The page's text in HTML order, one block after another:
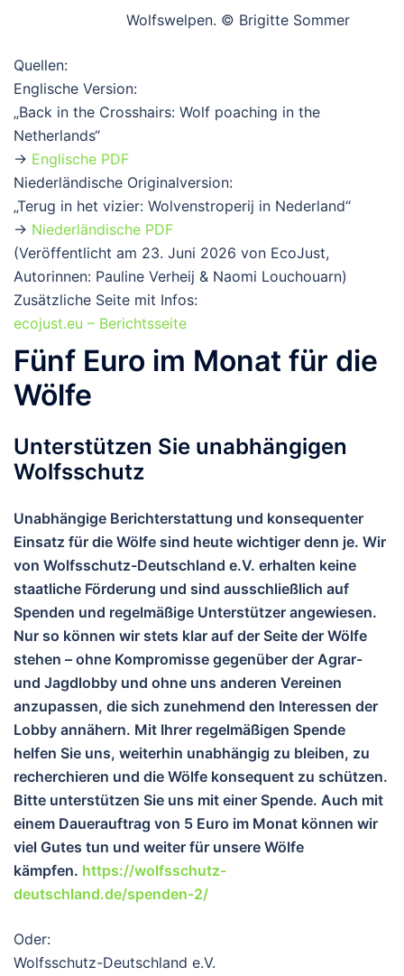
Wolfswelpen. © Brigitte Sommer
Quellen:
Englische Version:
„Back in the Crosshairs: Wolf poaching in the
Netherlands“
→ Englische PDF
Niederländische Originalversion:
„Terug in het vizier: Wolvenstroperij in Nederland“
→ Niederländische PDF
(Veröffentlicht am 23. Juni 2026 von EcoJust,
Autorinnen: Pauline Verheij & Naomi Louchouarn)
Zusätzliche Seite mit Infos:
ecojust.eu – Berichtsseite
Fünf Euro im Monat für die
Wölfe
Unterstützen Sie unabhängigen
Wolfsschutz
Unabhängige Berichterstattung und konsequenter
Einsatz für die Wölfe sind heute wichtiger denn je. Wir
von Wolfsschutz-Deutschland e.V. erhalten keine
staatliche Förderung und sind ausschließlich auf
Spenden und regelmäßige Unterstützer angewiesen.
Nur so können wir stets klar auf der Seite der Wölfe
stehen – ohne Kompromisse gegenüber der Agrar-
und Jagdlobby und ohne uns anderen Vereinen
anzupassen, die sich zunehmend den Interessen der
Lobby annähern. Mit Ihrer regelmäßigen Spende
helfen Sie uns, weiterhin unabhängig zu bleiben, zu
recherchieren und die Wölfe konsequent zu schützen.
Bitte unterstützen Sie uns mit einer Spende. Auch mit
einem Dauerauftrag von 5 Euro im Monat können wir
viel Gutes tun und weiter für unsere Wölfe
kämpfen. https://wolfsschutz-
deutschland.de/spenden-2/
Oder:
Wolfsschutz-Deutschland e.V.